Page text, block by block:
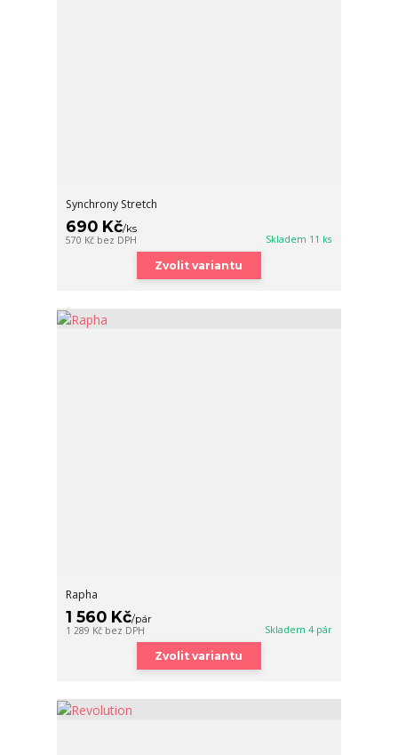
Synchrony Stretch
690 Kč/ks
570 Kč bez DPH Skladem 11 ks
Zvolit variantu
Rapha
1 560 Kč/pár
1 289 Kč bez DPH Skladem 4 pár
Zvolit variantu